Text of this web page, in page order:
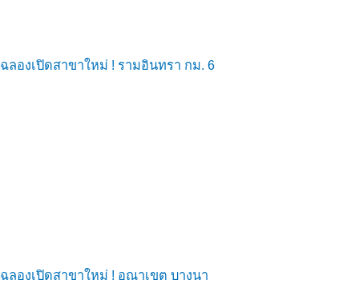
ฉลองเปิดสาขาใหม่ ! รามอินทรา กม. 6
ฉลองเปิดสาขาใหม่ ! อณาเขต บางนา